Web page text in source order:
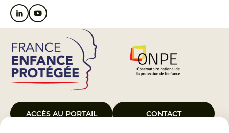
ACCÈS AU PORTAIL CONTACT